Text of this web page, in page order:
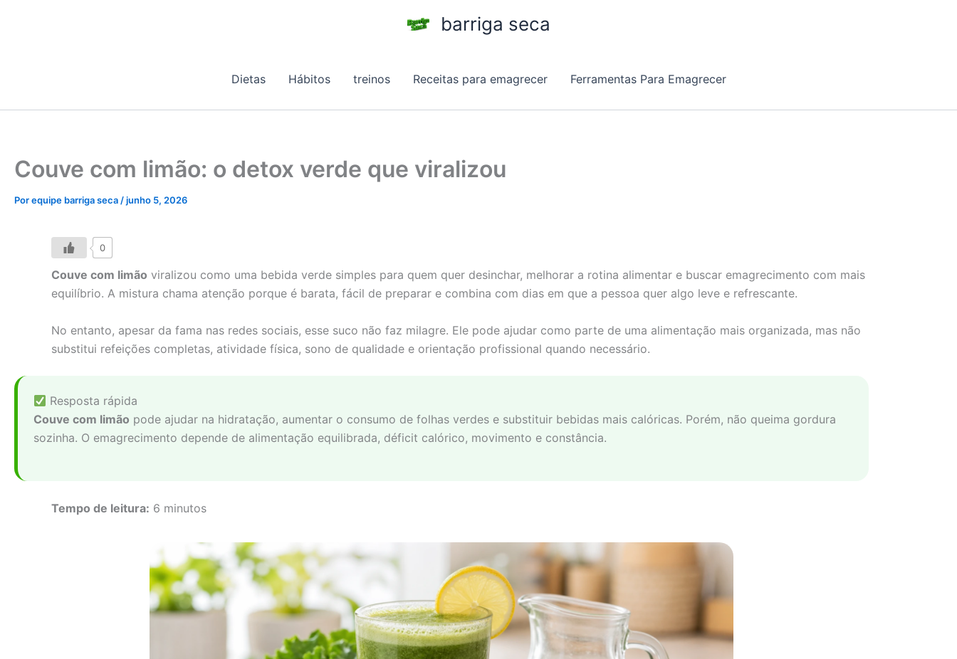
barriga seca
Dietas Hábitos treinos Receitas para emagrecer Ferramentas Para Emagrecer
Couve com limão: o detox verde que viralizou
Porequipe barriga seca /junho 5, 2026
0
Couve com limão viralizou como uma bebida verde simples para quem quer desinchar, melhorar a rotina alimentar e buscar emagrecimento com mais
equilíbrio. A mistura chama atenção porque é barata, fácil de preparar e combina com dias em que a pessoa quer algo leve e refrescante.
No entanto, apesar da fama nas redes sociais, esse suco não faz milagre. Ele pode ajudar como parte de uma alimentação mais organizada, mas não
substitui refeições completas, atividade física, sono de qualidade e orientação profissional quando necessário.
Resposta rápida
Couve com limão pode ajudar na hidratação, aumentar o consumo de folhas verdes e substituir bebidas mais calóricas. Porém, não queima gordura
sozinha. O emagrecimento depende de alimentação equilibrada, déficit calórico, movimento e constância.
Tempo de leitura: 6 minutos